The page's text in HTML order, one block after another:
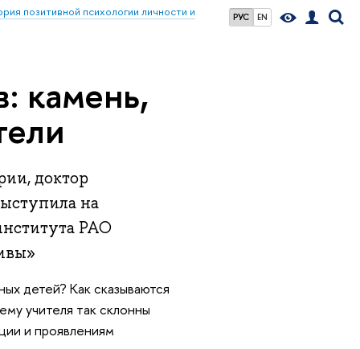
РУС EN
позитивной психологии личности и
камень,
доктор
на
РАО
детей? Как сказываются
учителя так склонны
и проявлениям